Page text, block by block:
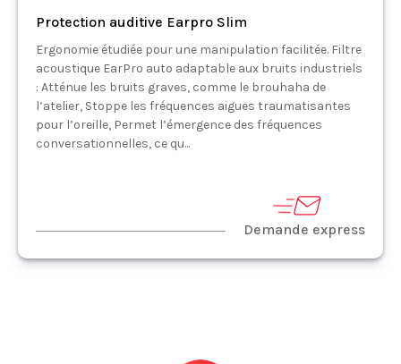
Protection auditive Earpro Slim
Ergonomie étudiée pour une manipulation facilitée. Filtre
acoustique EarPro auto adaptable aux bruits industriels
: Atténue les bruits graves, comme le brouhaha de
l’atelier, Stoppe les fréquences aigues traumatisantes
pour l’oreille, Permet l’émergence des fréquences
conversationnelles, ce qu...
Demande express